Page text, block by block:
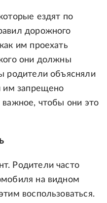
ездят по
дорожного
им проехать
они должны
родители объясняли
им запрещено
важное, чтобы они это
Родители часто
на видном
воспользоваться.